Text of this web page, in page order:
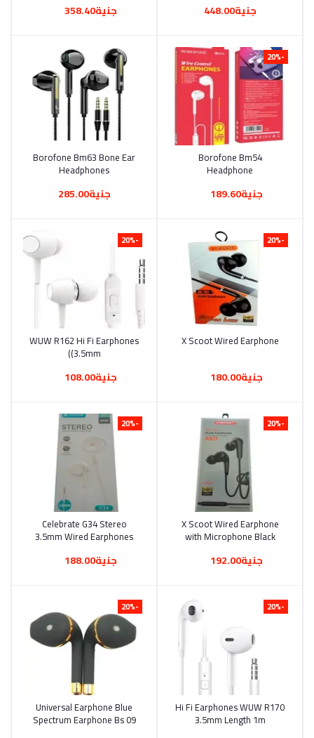
جنية448.00 جنية358.40
-20%
أضف إلى السلة
Borofone Bm54
Headphone
جنية189.60
أضف إلى السلة
Borofone Bm63 Bone Ear
Headphones
جنية285.00
-20%
أضف إلى السلة
X Scoot Wired Earphone
جنية180.00
-20%
أضف إلى السلة
WUW R162 Hi Fi Earphones
(3.5mm)
جنية108.00
-20%
أضف إلى السلة
X Scoot Wired Earphone
with Microphone Black
Distinctive Product
جنية192.00
-20%
أضف إلى السلة
Celebrate G34 Stereo
3.5mm Wired Earphones
جنية188.00
-20%
أضف إلى السلة
Hi Fi Earphones WUW R170
3.5mm Length 1m
-20%
أضف إلى السلة
Universal Earphone Blue
Spectrum Earphone Bs 09